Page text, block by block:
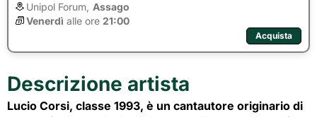
Unipol Forum, Assago
Venerdì alle ore 21:00
Acquista
Descrizione artista
Lucio Corsi, classe 1993, è un cantautore originario di